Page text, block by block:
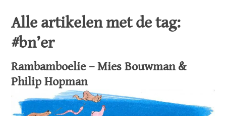
Alle artikelen met de tag:
#bn’er
Rambamboelie – Mies Bouwman &
Philip Hopman